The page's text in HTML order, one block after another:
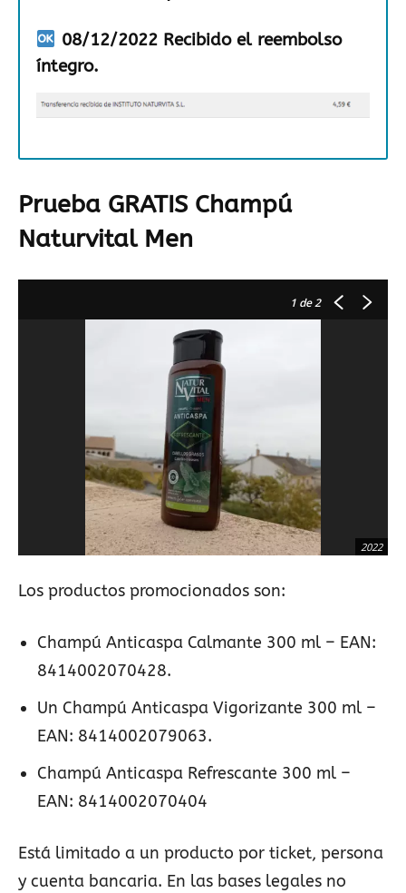
08/12/2022 Recibido el reembolso
íntegro.
Prueba GRATIS Champú
Naturvital Men
1 de 2
2022
Los productos promocionados son:
Champú Anticaspa Calmante 300 ml – EAN:
8414002070428.
Un Champú Anticaspa Vigorizante 300 ml –
EAN: 8414002079063.
Champú Anticaspa Refrescante 300 ml –
EAN: 8414002070404
Está limitado a un producto por ticket, persona
y cuenta bancaria. En las bases legales no